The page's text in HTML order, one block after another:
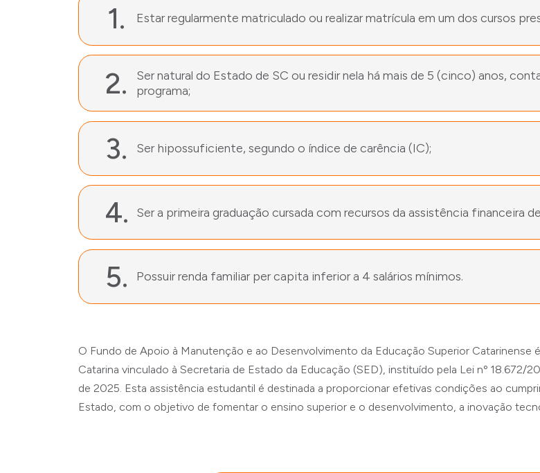
1. Estar regularmente matriculado ou realizar matrícula em um dos cursos
2.
Ser natural do Estado de SC ou residir nela há mais de 5 (cinco) anos,
programa;
3. Ser hipossuficiente, segundo o índice de carência (IC);
4. Ser a primeira graduação cursada com recursos da assistência financeira
5. Possuir renda familiar per capita inferior a 4 salários mínimos.
O Fundo de Apoio à Manutenção e ao Desenvolvimento da Educação Superior Catarinense
Catarina vinculado à Secretaria de Estado da Educação (SED), instituído pela Lei nº 18.672/
de 2025. Esta assistência estudantil é destinada a proporcionar efetivas condições ao
Estado, com o objetivo de fomentar o ensino superior e o desenvolvimento, a inovação